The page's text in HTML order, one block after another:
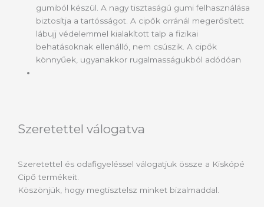
gumiból készül. A nagy tisztaságú gumi felhasználása
biztosítja a tartósságot. A cipők orránál megerősített
lábujj védelemmel kialakított talp a fizikai
behatásoknak ellenálló, nem csúszik. A cipők
könnyűek, ugyanakkor rugalmasságukból adódóan
Szeretettel válogatva
Szeretettel és odafigyeléssel válogatjuk össze a Kiskópé
Cipő termékeit.
Köszönjük, hogy megtisztelsz minket bizalmaddal.